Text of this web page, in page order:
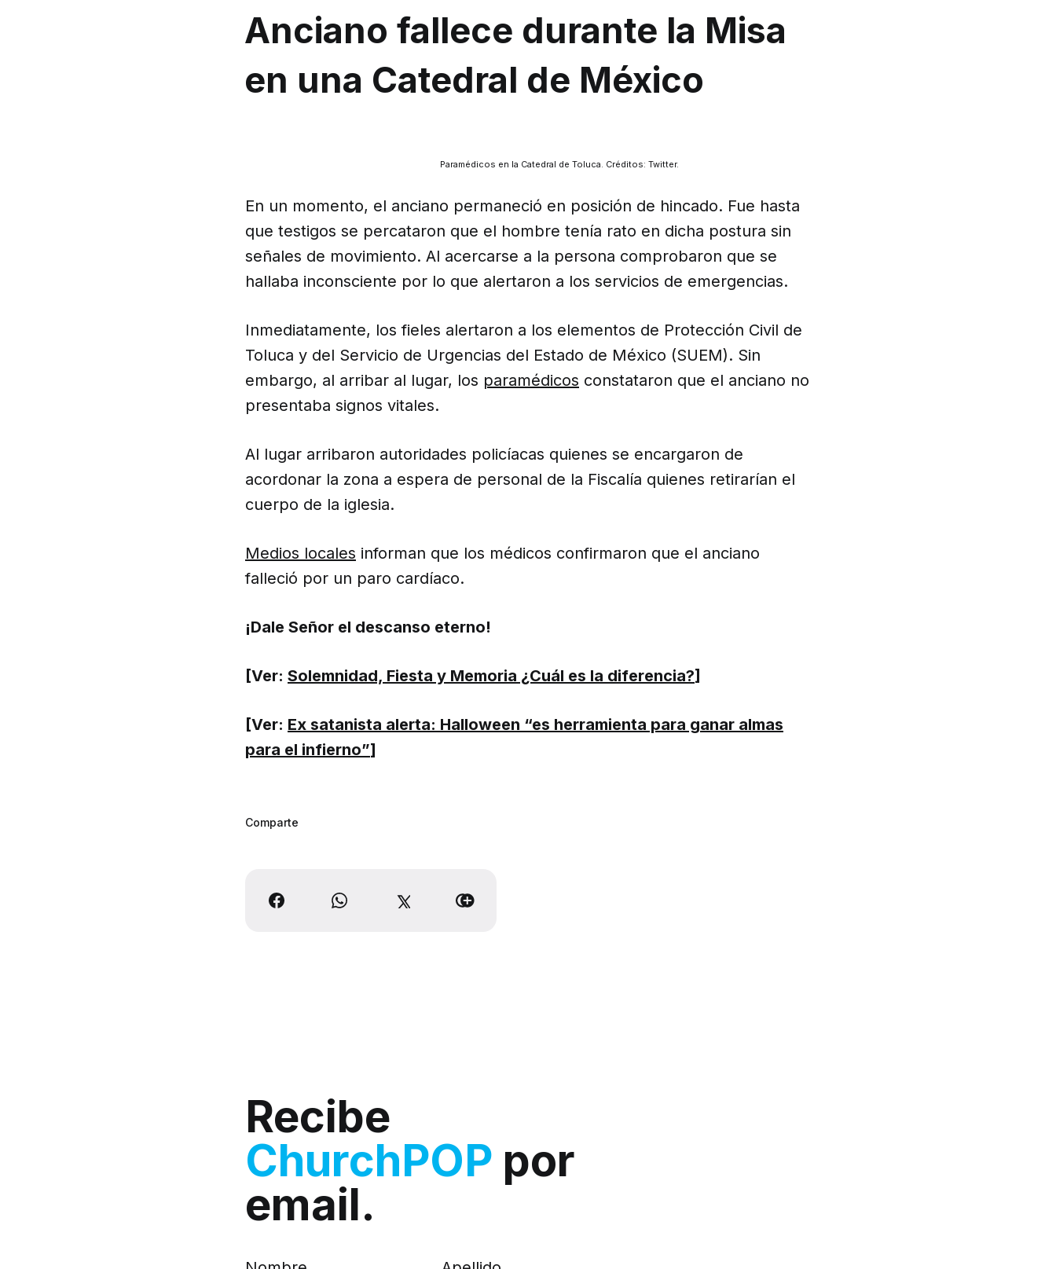
Anciano fallece durante la Misa
en una Catedral de México
Paramédicos en la Catedral de Toluca. Créditos: Twitter.
En un momento, el anciano permaneció en posición de hincado. Fue hasta
que testigos se percataron que el hombre tenía rato en dicha postura sin
señales de movimiento. Al acercarse a la persona comprobaron que se
hallaba inconsciente por lo que alertaron a los servicios de emergencias.
Inmediatamente, los fieles alertaron a los elementos de Protección Civil de
Toluca y del Servicio de Urgencias del Estado de México (SUEM). Sin
embargo, al arribar al lugar, los paramédicos constataron que el anciano no
presentaba signos vitales.
Al lugar arribaron autoridades policíacas quienes se encargaron de
acordonar la zona a espera de personal de la Fiscalía quienes retirarían el
cuerpo de la iglesia.
Medios locales informan que los médicos confirmaron que el anciano
falleció por un paro cardíaco.
¡Dale Señor el descanso eterno!
[Ver: Solemnidad, Fiesta y Memoria ¿Cuál es la diferencia?]
[Ver: Ex satanista alerta: Halloween “es herramienta para ganar almas
para el infierno”]
Comparte
Recibe
ChurchPOP por
email.